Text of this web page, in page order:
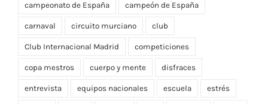
campeonato de España campeón de España
carnaval circuito murciano club
Club Internacional Madrid competiciones
copa mestros cuerpo y mente disfraces
entrevista equipos nacionales escuela estrés